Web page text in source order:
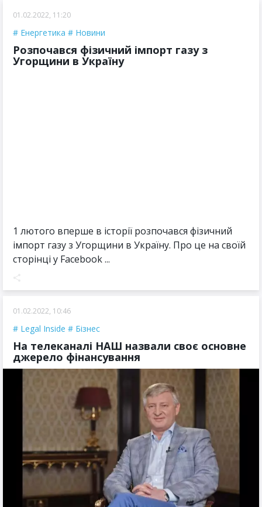
01.02.2022, 11:20
Енергетика Новини
Розпочався фізичний імпорт газу з
Угорщини в Україну
1 лютого вперше в історії розпочався фізичний
імпорт газу з Угорщини в Україну. Про це на своїй
сторінці у Facebook ...
01.02.2022, 10:46
Legal Inside Бізнес
На телеканалі НАШ назвали своє основне
джерело фінансування